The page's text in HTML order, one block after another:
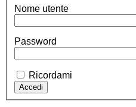
Nome utente
Password
Ricordami